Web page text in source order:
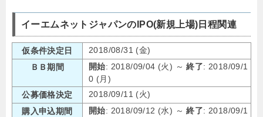
イーエムネットジャパンのIPO(新規上場)日程関連
仮条件決定日
2018/08/31 (金)
ＢＢ期間
開始: 2018/09/04 (火) ～終了: 2018/09/1
0 (月)
公募価格決定
2018/09/11 (火)
購入申込期間
開始: 2018/09/12 (水) ～終了: 2018/09/1